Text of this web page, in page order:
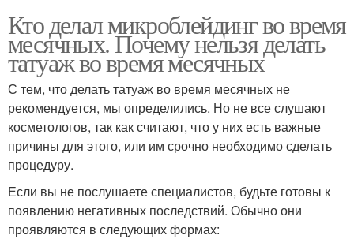
Кто делал микроблейдинг во время
месячных. Почему нельзя делать
татуаж во время месячных
С тем, что делать татуаж во время месячных не
рекомендуется, мы определились. Но не все слушают
косметологов, так как считают, что у них есть важные
причины для этого, или им срочно необходимо сделать
процедуру.
Если вы не послушаете специалистов, будьте готовы к
появлению негативных последствий. Обычно они
проявляются в следующих формах: